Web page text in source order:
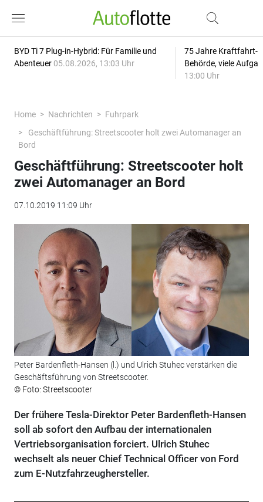
BYD Ti 7 Plug-in-Hybrid: Für Familie und
Abenteuer 05.08.2026, 13:03 Uhr
75 Jahre Kraftfahrt-
Behörde, viele
13:00 Uhr
Home Nachrichten
Fuhrpark
Geschäftführung: Streetscooter holt zwei Automanager an
Bord
Geschäftführung: Streetscooter holt
zwei Automanager an Bord
07.10.2019 11:09 Uhr
Peter Bardenfleth-Hansen (l.) und Ulrich Stuhec verstärken die
Geschäftsführung von Streetscooter.
© Foto: Streetscooter
Der frühere Tesla-Direktor Peter Bardenfleth-Hansen
soll ab sofort den Aufbau der internationalen
Vertriebsorganisation forciert. Ulrich Stuhec
wechselt als neuer Chief Technical Officer von Ford
zum E-Nutzfahrzeughersteller.